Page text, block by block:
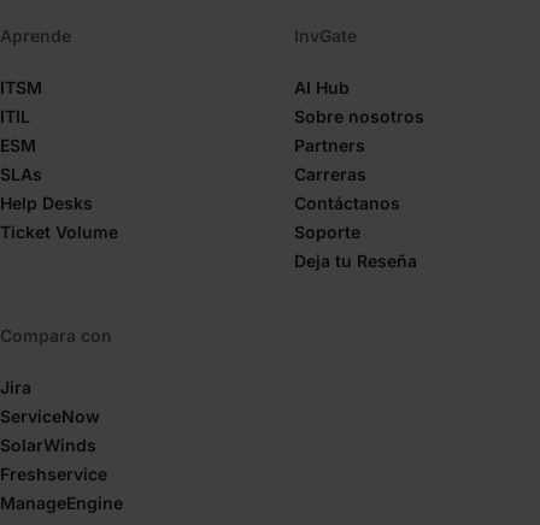
Aprende
ITSM
ITIL
ESM
SLAs
Help Desks
Ticket Volume
InvGate
AI Hub
Sobre nosotros
Partners
Carreras
Contáctanos
Soporte
Deja tu Reseña
Compara con
Jira
ServiceNow
SolarWinds
Freshservice
ManageEngine